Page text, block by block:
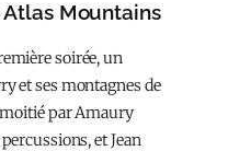
Atlas Mountains
soirée, un
et ses montagnes de
moitié par Amaury
et Jean